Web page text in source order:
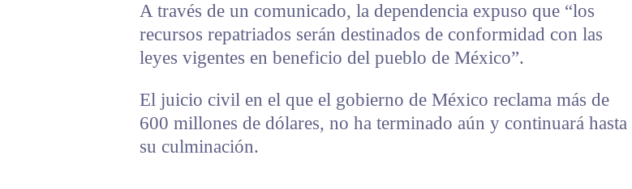
A través de un comunicado, la dependencia expuso que “los
recursos repatriados serán destinados de conformidad con las
leyes vigentes en beneficio del pueblo de México”.
El juicio civil en el que el gobierno de México reclama más de
600 millones de dólares, no ha terminado aún y continuará hasta
su culminación.